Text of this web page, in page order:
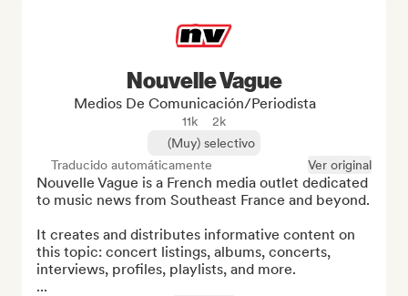
Nouvelle Vague
Medios De Comunicación/Periodista
11k
2k
(Muy) selectivo
Traducido automáticamente
Ver original
Nouvelle Vague is a French media outlet dedicated
to music news from Southeast France and beyond.
It creates and distributes informative content on
this topic: concert listings, albums, concerts,
interviews, profiles, playlists, and more.
...